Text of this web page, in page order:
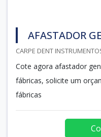
AFASTADOR
CARPE DENT
Cote agora afastador
fábricas, solicite um
fábricas